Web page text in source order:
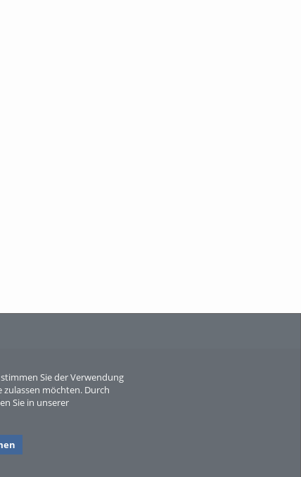
Sie der Verwendung
möchten. Durch
Sie in unserer
Sperber